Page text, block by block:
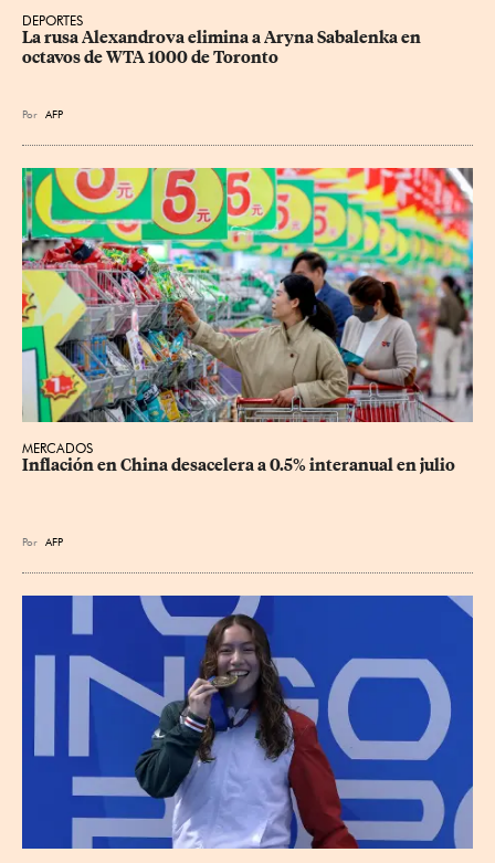
DEPORTES
La rusa Alexandrova elimina a Aryna Sabalenka en
octavos de WTA 1000 de Toronto
Por AFP
MERCADOS
Inflación en China desacelera a 0.5% interanual en julio
Por AFP